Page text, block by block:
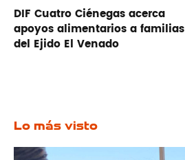
DIF Cuatro Ciénegas acerca
apoyos alimentarios a familias
del Ejido El Venado
Lo más visto